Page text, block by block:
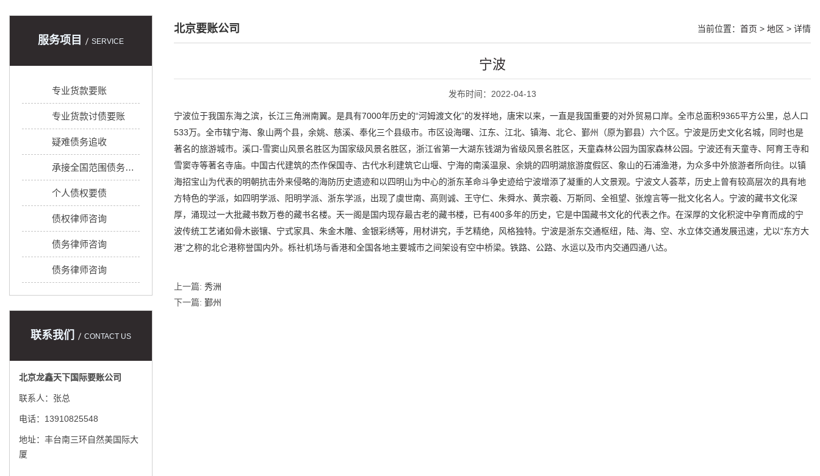
服务项目 SERVICE
专业货款要账
专业货款讨债要账
疑难债务追收
承接全国范围债务追收
个人债权要债
债权律师咨询
债务律师咨询
债务律师咨询
联系我们 CONTACT US
北京龙鑫天下国际要账公司
联系人：张总
电话：13910825548
地址：丰台南三环自然美国际大
厦
北京要账公司 当前位置： 首页 > 地区 > 详情
宁波
发布时间：2022-04-13
宁波位于我国东海之滨，长江三角洲南翼。是具有7000年历史的“河姆渡文化”的发祥地，唐宋以来，一直是我国重要的对外贸易口岸。全市总面积9365平方公里，总人口
533万。全市辖宁海、象山两个县，余姚、慈溪、奉化三个县级市。市区设海曙、江东、江北、镇海、北仑、鄞州（原为鄞县）六个区。宁波是历史文化名城，同时也是
著名的旅游城市。溪口-雪窦山风景名胜区为国家级风景名胜区，浙江省第一大湖东钱湖为省级风景名胜区，天童森林公园为国家森林公园。宁波还有天童寺、阿育王寺和
雪窦寺等著名寺庙。中国古代建筑的杰作保国寺、古代水利建筑它山堰、宁海的南溪温泉、余姚的四明湖旅游度假区、象山的石浦渔港，为众多中外旅游者所向往。以镇
海招宝山为代表的明朝抗击外来侵略的海防历史遗迹和以四明山为中心的浙东革命斗争史迹给宁波增添了凝重的人文景观。宁波文人荟萃，历史上曾有较高层次的具有地
方特色的学派，如四明学派、阳明学派、浙东学派，出现了虞世南、高则诚、王守仁、朱舜水、黄宗羲、万斯同、全祖望、张煌言等一批文化名人。宁波的藏书文化深
厚，涌现过一大批藏书数万卷的藏书名楼。天一阁是国内现存最古老的藏书楼，已有400多年的历史，它是中国藏书文化的代表之作。在深厚的文化积淀中孕育而成的宁
波传统工艺诸如骨木嵌镶、宁式家具、朱金木雕、金银彩绣等，用材讲究，手艺精绝，风格独特。宁波是浙东交通枢纽，陆、海、空、水立体交通发展迅速，尤以“东方大
港”之称的北仑港称誉国内外。栎社机场与香港和全国各地主要城市之间架设有空中桥梁。铁路、公路、水运以及市内交通四通八达。
上一篇: 秀洲
下一篇: 鄞州